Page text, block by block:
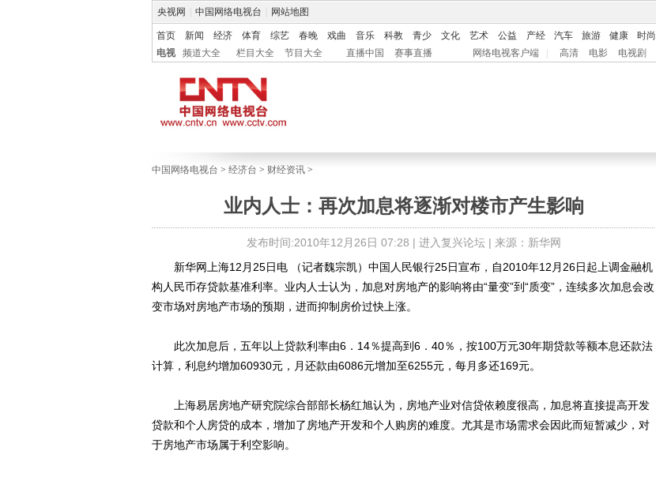
央视网 中国网络电视台 网站地图
首页 新闻 经济 体育 综艺 春晚 戏曲 音乐 科教 青少 文化 艺术 公益 产经 汽车 旅游 健康 时尚
电视
频道大全 栏目大全 节目大全 直播中国 赛事直播 网络电视客户端 高清 电影 电视剧
中国网络电视台 > 经济台 > 财经资讯 >
业内人士：再次加息将逐渐对楼市产生影响
发布时间:2010年12月26日 07:28 | 进入复兴论坛| 来源：新华网
新华网上海12月25日电 （记者魏宗凯）中国人民银行25日宣布，自2010年12月26日起上调金融机
构人民币存贷款基准利率。业内人士认为，加息对房地产的影响将由“量变”到“质变”，连续多次加息会改
变市场对房地产市场的预期，进而抑制房价过快上涨。
此次加息后，五年以上贷款利率由6．14％提高到6．40％，按100万元30年期贷款等额本息还款法
计算，利息约增加60930元，月还款由6086元增加至6255元，每月多还169元。
上海易居房地产研究院综合部部长杨红旭认为，房地产业对信贷依赖度很高，加息将直接提高开发
贷款和个人房贷的成本，增加了房地产开发和个人购房的难度。尤其是市场需求会因此而短暂减少，对
于房地产市场属于利空影响。